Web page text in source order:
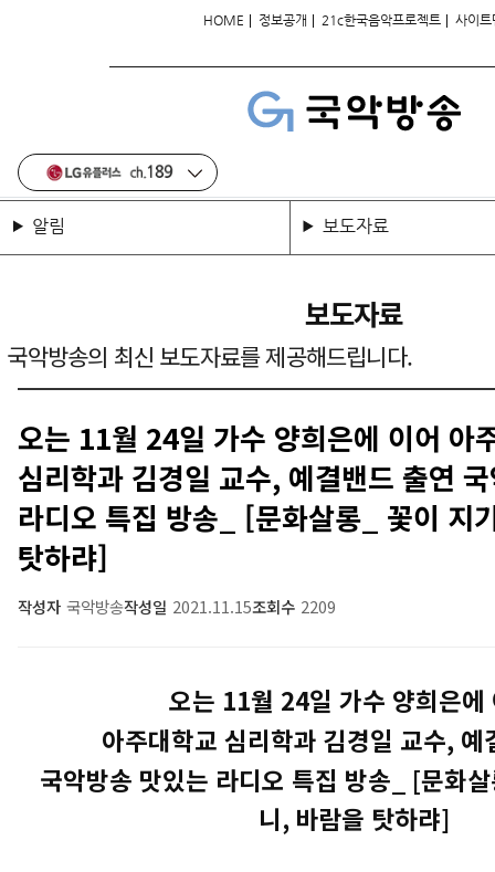
HOME | 정보공개 | 21c한국음악프로젝트 | 사이트
알림 보도자료
보도자료
국악방송의 최신 보도자료를 제공해드립니다.
오는 11월 24일 가수 양희은에 이어 아
심리학과 김경일 교수, 예결밴드 출연
라디오 특집 방송_ [문화살롱_ 꽃이 지
탓하랴]
작성자 국악방송작성일 2021.11.15조회수 2209
오는 11월 24일 가수 양희은에
아주대학교 심리학과 김경일 교수, 예
국악방송 맛있는 라디오 특집 방송 _ [문화
니, 바람을 탓하랴]